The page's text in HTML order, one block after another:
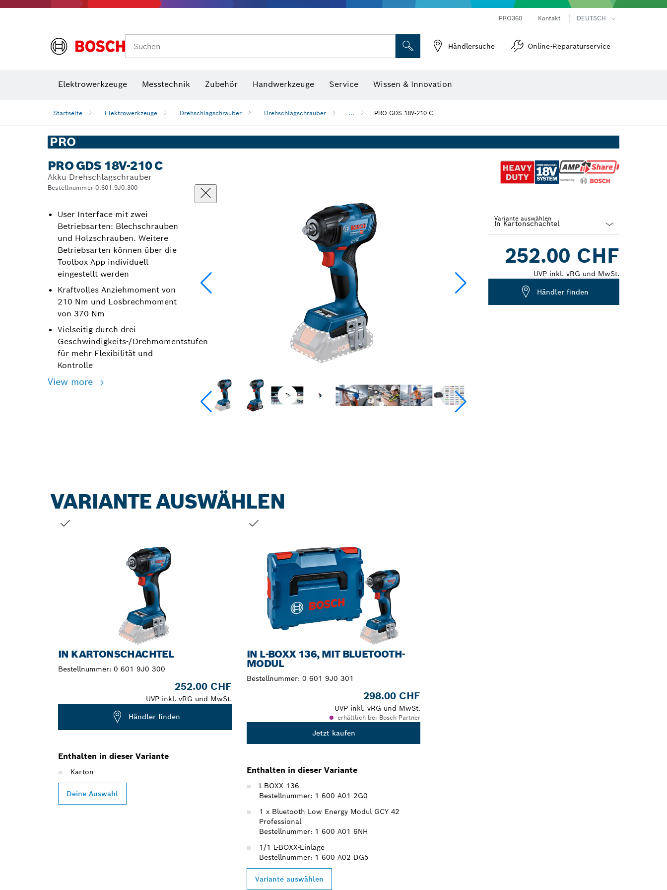
PRO360 Kontakt DEUTSCH
Suchen Händlersuche Online-Reparaturservice
Elektrowerkzeuge Messtechnik Zubehör Handwerkzeuge Service Wissen & Innovation
Startseite Elektrowerkzeuge Drehschlagschrauber Drehschlagschrauber ... PRO GDS 18V-210 C
PRO
PRO GDS 18V-210 C
Akku-Drehschlagschrauber
Bestellnummer 0.601.9J0.300
User Interface mit zwei
Betriebsarten: Blechschrauben
und Holzschrauben. Weitere
Betriebsarten können über die
Toolbox App individuell
eingestellt werden
Kraftvolles Anziehmoment von
210 Nm und Losbrechmoment
von 370 Nm
Vielseitig durch drei
Geschwindigkeits-/Drehmomentstufen
für mehr Flexibilität und
Kontrolle
View more
Variante auswählen
closed252.00 CHF
UVP inkl. vRG und MwSt.
Händler finden
VARIANTE AUSWÄHLEN
IN KARTONSCHACHTEL
Bestellnummer: 0 601 9J0 300
252.00 CHF
UVP inkl. vRG und MwSt.
Händler finden
Enthalten in dieser Variante
Karton
Deine Auswahl
IN L-BOXX 136, MIT BLUETOOTH-
MODUL
Bestellnummer: 0 601 9J0 301
298.00 CHF
UVP inkl. vRG und MwSt.
erhältlich bei Bosch Partner
Jetzt kaufen
Enthalten in dieser Variante
L-BOXX 136
Bestellnummer: 1 600 A01 2G0
1 x Bluetooth Low Energy Modul GCY 42
Professional
Bestellnummer: 1 600 A01 6NH
1/1 L-BOXX-Einlage
Bestellnummer: 1 600 A02 DG5
Variante auswählen